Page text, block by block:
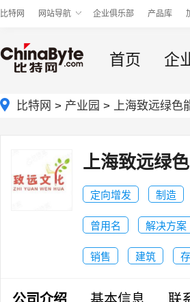
比特网 网站导航 企业俱乐部 产品库
首页 企
比特网 > 产业园 > 上海致远绿色
上海致远绿
定向增发 制造
曾用名 解决方案
销售 建筑